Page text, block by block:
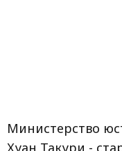
Министерство
Хуан Такури -